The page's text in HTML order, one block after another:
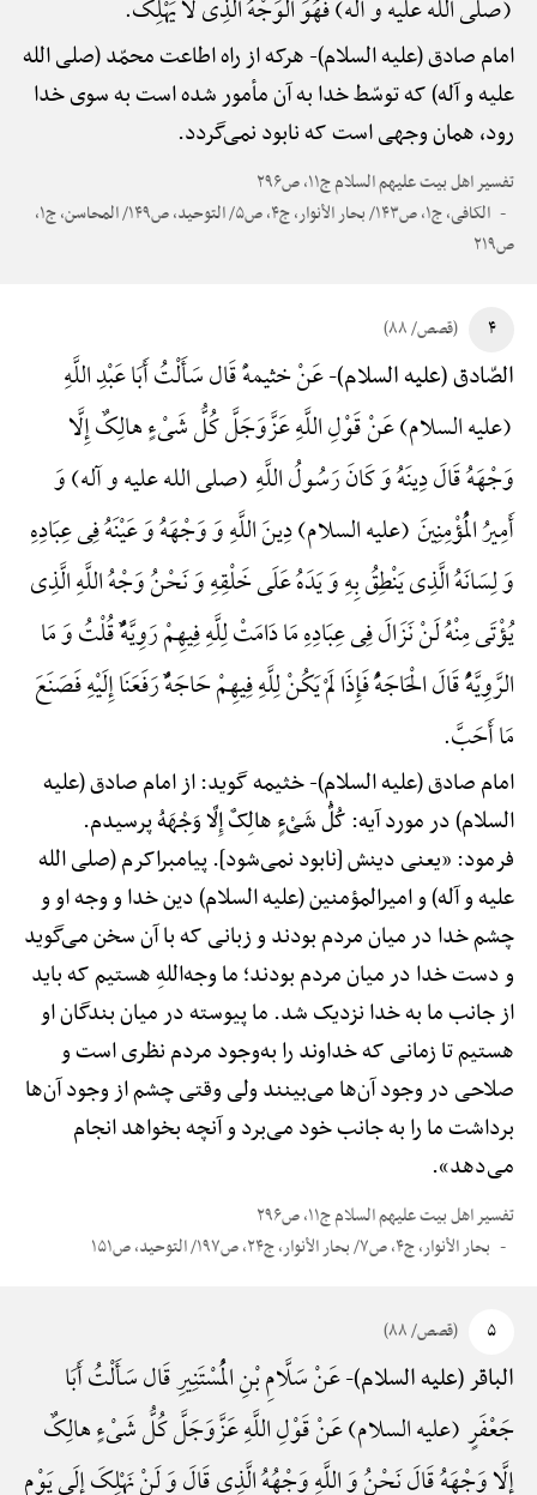
(صلی الله علیه و آله) فَهُوَ الْوَجْهُ الَّذِی لَا یَهْلِک.
امام صادق (علیه السلام)-هرکه از راه اطاعت محمّد (صلی الله
علیه و آله) که توسّط خدا به آن مأمور شده است به سوی خدا
رود، همان وجهی است که نابود نمی‌گردد.
تفسیر اهل بیت علیهم السلام ج۱۱، ص۲۹۶
الکافی، ج۱، ص۱۴۳/ بحار الأنوار، ج۴، ص۵/ التوحید، ص۱۴۹/ المحاسن، ج۱،
ص۲۱۹
۴ (قصص/ ۸۸)
الصّادق (علیه السلام)-عَنْ خثیمهًْ قَال سَأَلْتُ أَبَا عَبْدِ اللَّهِ
(علیه السلام) عَنْ قَوْلِ اللَّهِ عَزَّوَجَلَّ کُلُّ شَیْءٍ هالِکٌ إِلَّا
وَجْهَهُ قَالَ دِینَهُ وَ کَانَ رَسُولُ اللَّهِ (صلی الله علیه و آله) وَ
أَمِیرُ الْمُؤْمِنِینَ (علیه السلام) دِینَ اللَّهِ وَ وَجْهَهُ وَ عَیْنَهُ فِی عِبَادِهِ
وَ لِسَانَهُ الَّذِی یَنْطِقُ بِهِ وَ یَدَهُ عَلَی خَلْقِهِ وَ نَحْنُ وَجْهُ اللَّهِ الَّذِی
یُؤْتَی مِنْهُ لَنْ نَزَالَ فِی عِبَادِهِ مَا دَامَتْ لِلَّهِ فِیهِمْ رَوِیَّهًٌْ قُلْتُ وَ مَا
الرَّوِیَّهًُْ قَالَ الْحَاجَهًُْ فَإِذَا لَمْ یَکُنْ لِلَّهِ فِیهِمْ حَاجَهًٌْ رَفَعَنَا إِلَیْهِ فَصَنَعَ
مَا أَحَبَّ.
امام صادق (علیه السلام)-خثیمه گوید: از امام صادق (علیه
السلام) در مورد آیه: کُلُّ شَیْءٍ هالِکٌ إِلَّا وَجْهَهُ پرسیدم.
فرمود: «یعنی دینش [نابود نمی‌شود]. پیامبراکرم (صلی الله
علیه و آله) و امیرالمؤمنین (علیه السلام) دین خدا و وجه او و
چشم خدا در میان مردم بودند و زبانی که با آن سخن می‌گوید
و دست خدا در میان مردم بودند؛ ما وجه‌اللهِ هستیم که باید
از جانب ما به خدا نزدیک شد. ما پیوسته در میان بندگان او
هستیم تا زمانی که خداوند را به‌وجود مردم نظری است و
صلاحی در وجود آن‌ها می‌بینند ولی وقتی چشم از وجود آن‌ها
برداشت ما را به جانب خود می‌برد و آنچه بخواهد انجام
می‌دهد».
تفسیر اهل بیت علیهم السلام ج۱۱، ص۲۹۶
بحار الأنوار، ج۴، ص۷/ بحار الأنوار، ج۲۴، ص۱۹۷/ التوحید، ص۱۵۱
۵ (قصص/ ۸۸)
الباقر (علیه السلام)-عَنْ سَلَّامِ بْنِ الْمُسْتَنِیرِ قَال سَأَلْتُ أَبَا
جَعْفَرٍ (علیه السلام) عَنْ قَوْلِ اللَّهِ عَزَّوَجَلَّ کُلُّ شَیْءٍ هالِکٌ
إِلَّا وَجْهَهُ قَالَ نَحْنُ وَ اللَّهِ وَجْهُهُ الَّذِی قَالَ وَ لَنْ نَهْلِکَ إِلَی یَوْمِ